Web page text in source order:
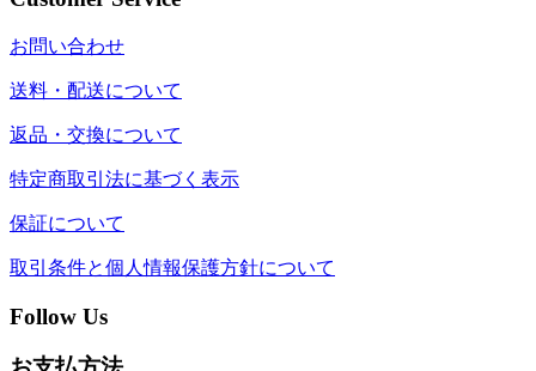
お問い合わせ
送料・配送について
返品・交換について
特定商取引法に基づく表示
保証について
取引条件と個人情報保護方針について
Follow Us